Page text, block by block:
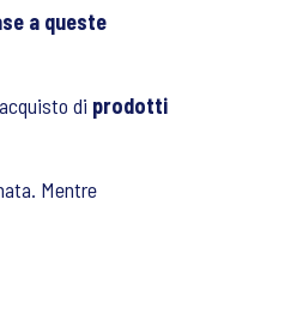
a queste
di prodotti
Mentre